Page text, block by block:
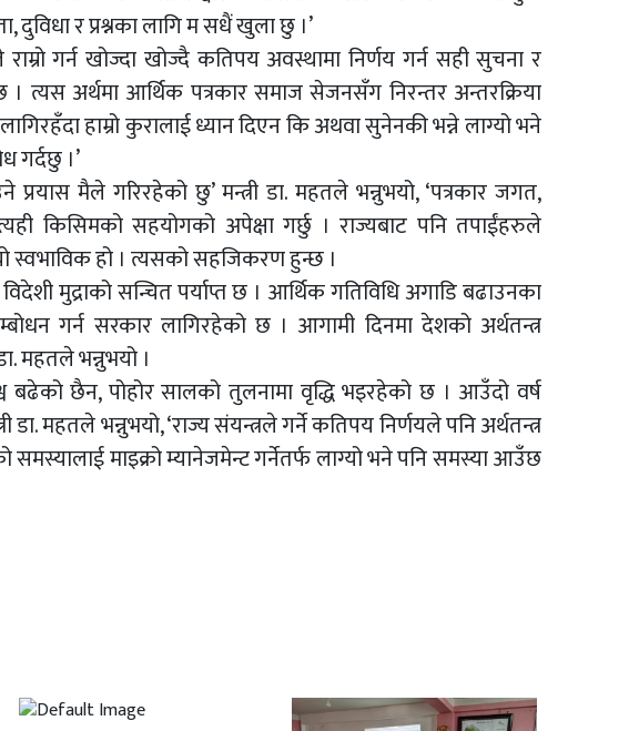
दुविधा र प्रश्नका लागि म सधैं खुला छु ।’
गर्न खोज्दा खोज्दै कतिपय अवस्थामा निर्णय गर्न सही सुचना र
अर्थमा आर्थिक पत्रकार समाज सेजनसँग निरन्तर अन्तरक्रिया
हाम्रो कुरालाई ध्यान दिएन कि अथवा सुनेनकी भन्ने लाग्यो भने
गर्दछु ।’
प्रयास मैले गरिरहेको छु’ मन्त्री डा. महतले भन्नुभयो, ‘पत्रकार जगत,
किसिमको सहयोगको अपेक्षा गर्छु । राज्यबाट पनि तपाईंहरुले
स्वभाविक हो । त्यसको सहजिकरण हुन्छ ।
मुद्राको सन्चित पर्याप्त छ । आर्थिक गतिविधि अगाडि बढाउनका
गर्न सरकार लागिरहेको छ । आगामी दिनमा देशको अर्थतन्त्र
महतले भन्नुभयो ।
बढेको छैन, पोहोर सालको तुलनामा वृद्धि भइरहेको छ । आउँदो वर्ष
डा. महतले भन्नुभयो, ‘राज्य संयन्त्रले गर्ने कतिपय निर्णयले पनि अर्थतन्त्र
समस्यालाई माइक्रो म्यानेजमेन्ट गर्नेतर्फ लाग्यो भने पनि समस्या आउँछ